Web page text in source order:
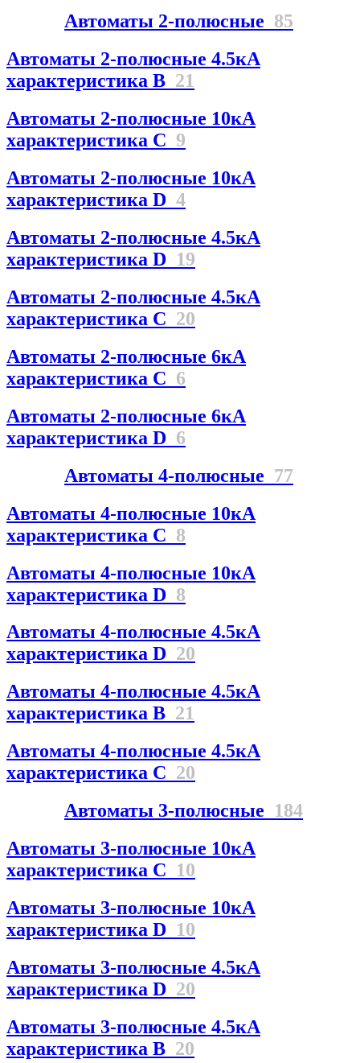
Автоматы 2-полюсные 85
Автоматы 2-полюсные 4.5кА
характеристика В 21
Автоматы 2-полюсные 10кА
характеристика C 9
Автоматы 2-полюсные 10кА
характеристика D 4
Автоматы 2-полюсные 4.5кА
характеристика D 19
Автоматы 2-полюсные 4.5кА
характеристика С 20
Автоматы 2-полюсные 6кА
характеристика C 6
Автоматы 2-полюсные 6кА
характеристика D 6
Автоматы 4-полюсные 77
Автоматы 4-полюсные 10кА
характеристика C 8
Автоматы 4-полюсные 10кА
характеристика D 8
Автоматы 4-полюсные 4.5кА
характеристика D 20
Автоматы 4-полюсные 4.5кА
характеристика В 21
Автоматы 4-полюсные 4.5кА
характеристика С 20
Автоматы 3-полюсные 184
Автоматы 3-полюсные 10кА
характеристика C 10
Автоматы 3-полюсные 10кА
характеристика D 10
Автоматы 3-полюсные 4.5кА
характеристика D 20
Автоматы 3-полюсные 4.5кА
характеристика В 20